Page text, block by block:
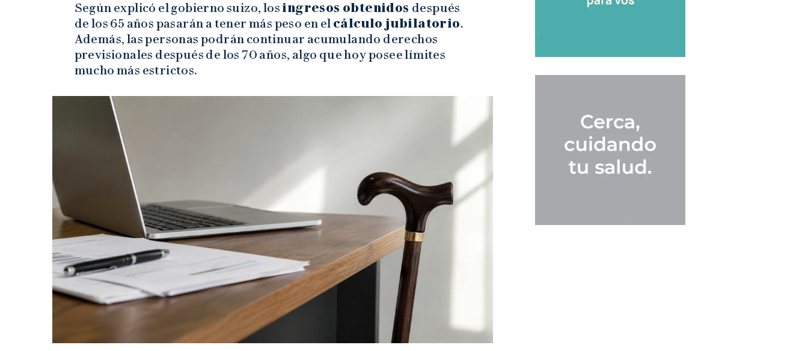
Según explicó el gobierno suizo, losingresos obtenidos después
de los 65 años pasarán a tener más peso en el cálculo jubilatorio.
Además, las personas podrán continuar acumulando derechos
previsionales después de los 70 años, algo que hoy posee límites
mucho más estrictos.